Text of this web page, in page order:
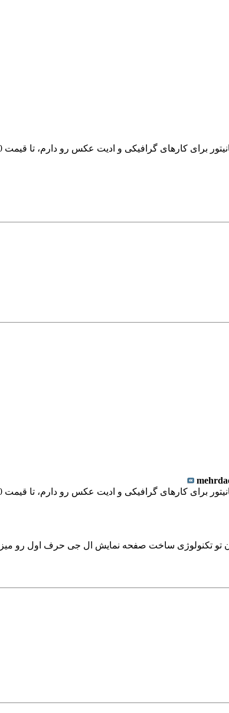
عکس رو دارم، تا قیمت 800 تومن، خودم این دو مورد رو پیدا کردم نظرتون چیه؟؟ ممنونم از راهنماییتون...
عکس رو دارم، تا قیمت 800 تومن، خودم این دو مورد رو پیدا کردم نظرتون چیه؟؟ ممنونم از راهنماییتون...
تو تکنولوژی ساخت صفحه نمایش ال جی حرف اول رو